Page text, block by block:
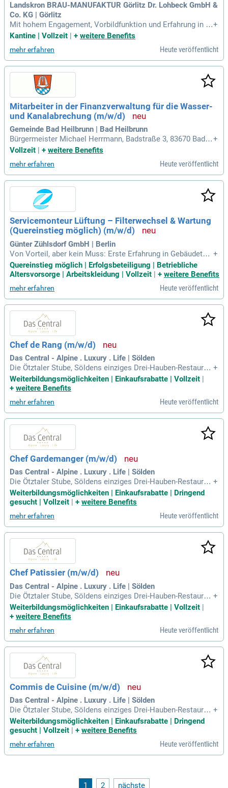
Landskron BRAU-MANUFAKTUR Görlitz Dr. Lohbeck GmbH &
Co. KG | Görlitz
Mit hohem Engagement, Vorbildfunktion und Erfahrung in d
er Personalführung; Sie behalten den Überblick in turbulente
nagement (Ausbau Lagerkeller und alternative Energieanlag
en).
+
Kantine | Vollzeit | + weitere Benefits
mehr erfahren Heute veröffentlicht
Mitarbeiter in der Finanzverwaltung für die Wasser-
und Kanalabrechung (m/w/d)
Gemeinde Bad Heilbrunn | Bad Heilbrunn
Bürgermeister Michael Herrmann, Badstraße 3, 83670 Bad H
eilbrunn; oder per E-Mail an.
+
Vollzeit
+ weitere Benefits
mehr erfahren Heute veröffentlicht
Servicemonteur Lüftung – Filterwechsel & Wartung
(Quereinstieg möglich) (m/w/d)
Günter Zühlsdorf GmbH | Berlin
Von Vorteil, aber kein Muss: Erste Erfahrung in Gebäudetec
hnik, Hausmeisterei oder Kundendienst; Schein „Elektrofach
kraft für festgelegte Tätigkeiten" bereits vorhanden; Erfahrun
g im Umgang mit Wohnungsbaugesellschaften und Hausver
waltungen; Vorerfahrung
+
Quereinstieg möglich | Erfolgsbeteiligung | Betriebliche
Altersvorsorge | Arbeitskleidung | Vollzeit | + weitere Benefits
mehr erfahren Heute veröffentlicht
Chef de Rang (m/w/d)
Das Central - Alpine . Luxury . Life | Sölden
Die Ötztaler Stube, Söldens einziges Drei-Hauben-Restauran
t, kredenzt kulinarische Meisterwerke, während die Zwei-Ha
uben-Küche im ice Q auf 3.048 Metern in stylischer Loungea
verwöhnt.
+
Weiterbildungsmöglichkeiten | Einkaufsrabatte | Vollzeit |
+ weitere Benefits
mehr erfahren Heute veröffentlicht
Chef Gardemanger (m/w/d)
Das Central - Alpine . Luxury . Life | Sölden
Die Ötztaler Stube, Söldens einziges Drei-Hauben-Restauran
t, kredenzt kulinarische Meisterwerke, während die Zwei-Ha
uben-Küche im ice Q auf 3.048 Metern in stylischer Loungea
verwöhnt.
+
Weiterbildungsmöglichkeiten | Einkaufsrabatte | Dringend
gesucht | Vollzeit
+ weitere Benefits
mehr erfahren Heute veröffentlicht
Chef Patissier (m/w/d)
Das Central - Alpine . Luxury . Life | Sölden
Die Ötztaler Stube, Söldens einziges Drei-Hauben-Restauran
t, kredenzt kulinarische Meisterwerke, während die Zwei-Ha
uben-Küche im ice Q auf 3.048 Metern in stylischer Loungea
verwöhnt.
+
Weiterbildungsmöglichkeiten | Einkaufsrabatte | Vollzeit |
+ weitere Benefits
mehr erfahren Heute veröffentlicht
Commis de Cuisine (m/w/d)
Das Central - Alpine . Luxury . Life | Sölden
Die Ötztaler Stube, Söldens einziges Drei-Hauben-Restauran
t, kredenzt kulinarische Meisterwerke, während die Zwei-Ha
uben-Küche im ice Q auf 3.048 Metern in stylischer Loungea
tmosphäre mit alpiner Haute Cuisine auf höchstem Niveau
verwöhnt.
+
Weiterbildungsmöglichkeiten | Einkaufsrabatte | Dringend
gesucht | Vollzeit | + weitere Benefits
mehr erfahren Heute veröffentlicht
1 2 nächste